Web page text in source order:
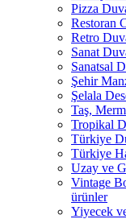
Pizza
Restoran
Retro
Sanat
Sanatsal
Şehir
Şelala
Taş,
Tropikal
Türkiye
Türkiye
Uzay ve
Vintage
ürünler
Yiyecek